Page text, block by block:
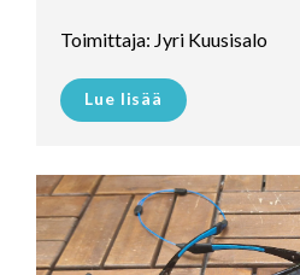
Toimittaja: Jyri Kuusisalo
Lue lisää